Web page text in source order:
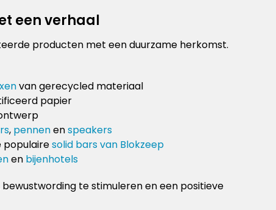
een verhaal
producten met een duurzame herkomst.
van gerecycled materiaal
papier
, pennenenspeakers
populairesolid bars van Blokzeep
en bijenhotels
te stimuleren en een positieve